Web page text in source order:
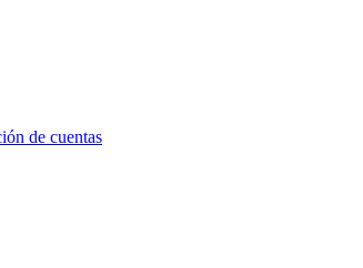
de cuentas